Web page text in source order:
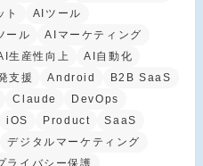
ト
AIツール
ール
AIマーケティング
生産性向上
AI自動化
支援 Android
B2B SaaS
Claude
DevOps
iOS Product
SaaS
デジタルマーケティング